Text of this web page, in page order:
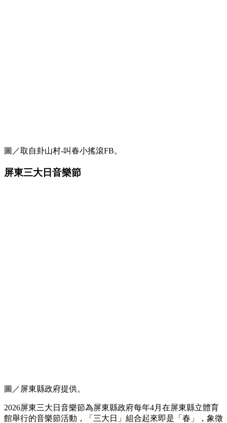
圖／取自卦山村-叫春小搖滾FB。
屏東三大日音樂節
圖／屏東縣政府提供。
2026屏東三大日音樂節為屏東縣政府每年4月在屏東縣立體育
館舉行的音樂節活動，「三大日」組合起來即是「春」，象徵